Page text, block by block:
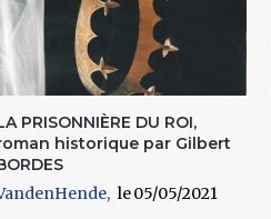
PRISONNIÈRE DU ROI,
historique par Gilbert
05/05/2021